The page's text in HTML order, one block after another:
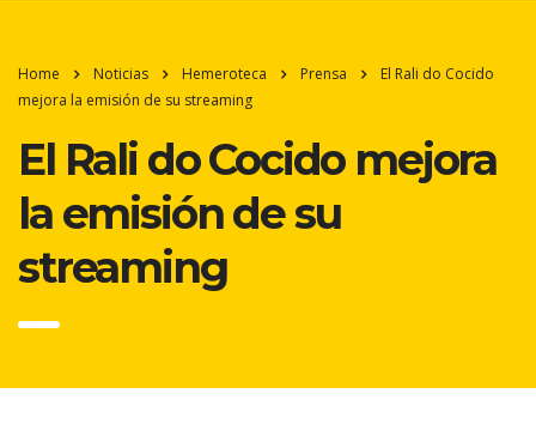
Home Noticias Hemeroteca Prensa
El Rali do Cocido
mejora la emisión de su streaming
El Rali do Cocido mejora
la emisión de su
streaming